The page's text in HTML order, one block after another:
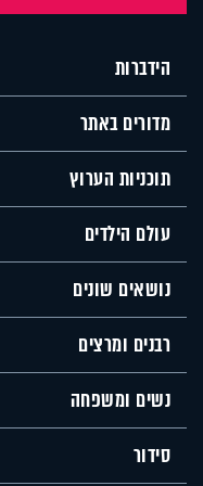
הידברות
מדורים באתר
תוכניות הערוץ
עולם הילדים
נושאים שונים
רבנים ומרצים
נשים ומשפחה
סידור